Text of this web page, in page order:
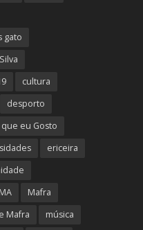
gato
cultura
desporto
eu Gosto
ericeira
Mafra
Mafra
música